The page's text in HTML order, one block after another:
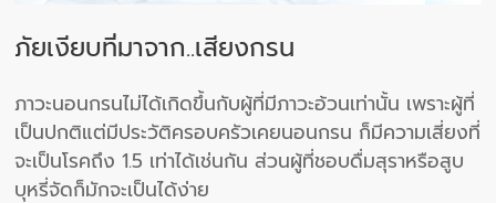
ภัยเงียบที่มาจาก..เสียงกรน
ภาวะนอนกรนไม่ได้เกิดขึ้นกับผู้ที่มีภาวะอ้วนเท่านั้น เพราะผู้ที่
เป็นปกติแต่มีประวัติครอบครัวเคยนอนกรน ก็มีความเสี่ยงที่
จะเป็นโรคถึง 1.5 เท่าได้เช่นกัน ส่วนผู้ที่ชอบดื่มสุราหรือสูบ
บุหรี่จัดก็มักจะเป็นได้ง่าย